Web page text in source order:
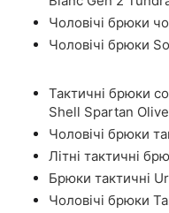
Чоловічі брюки
Чоловічі брюки
Тактичні брюки
Shell Spartan Olive
Чоловічі брюки
Літні тактичні
Брюки тактичні
Чоловічі брюки